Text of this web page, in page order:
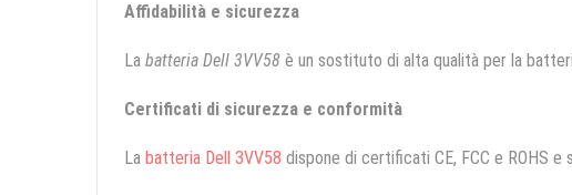
Affidabilità e sicurezza
La batteria Dell 3VV58 è un sostituto di alta qualità per la
Certificati di sicurezza e conformità
La batteria Dell 3VV58 dispone di certificati CE, FCC e ROHS